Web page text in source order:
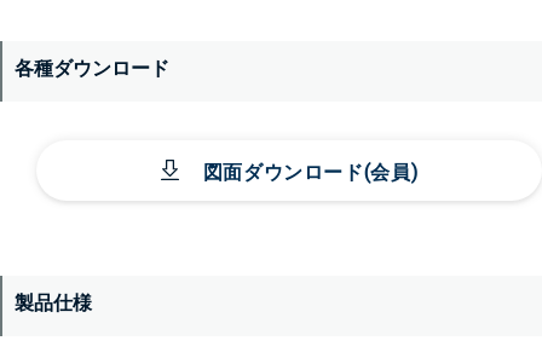
各種ダウンロード
図面ダウンロード(会員)
製品仕様